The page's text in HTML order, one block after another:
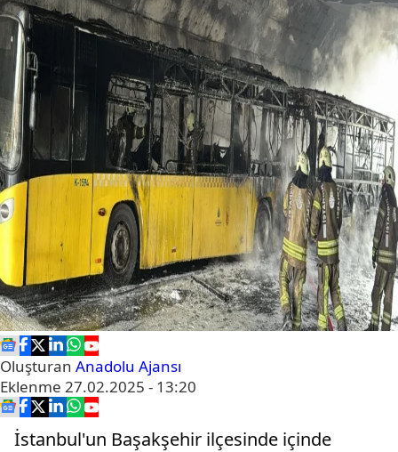
Oluşturan Anadolu Ajansı
Eklenme 27.02.2025 - 13:20
İstanbul'un Başakşehir ilçesinde içinde